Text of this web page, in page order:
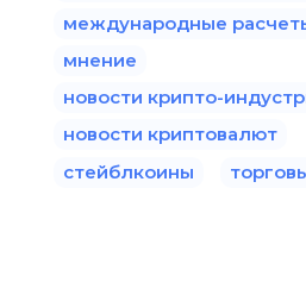
международные
мнение
новости крипто-
новости криптовалют
стейблкоины